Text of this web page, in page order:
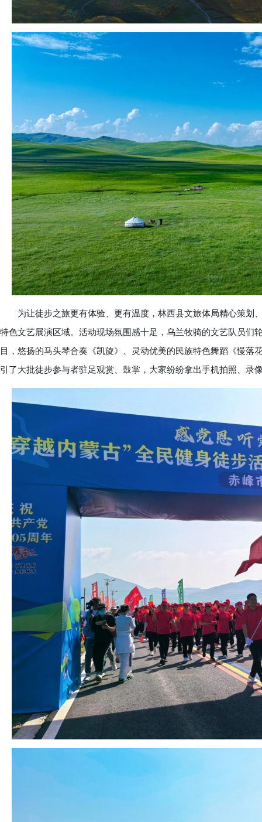
为让徒步之旅更有体验、更有温度，林西县文旅体局精心策划
特色文艺展演区域。活动现场氛围感十足，乌兰牧骑的文艺队员们
目，悠扬的马头琴合奏《凯旋》、灵动优美的民族特色舞蹈《慢
引了大批徒步参与者驻足观赏、鼓掌，大家纷纷拿出手机拍照、录